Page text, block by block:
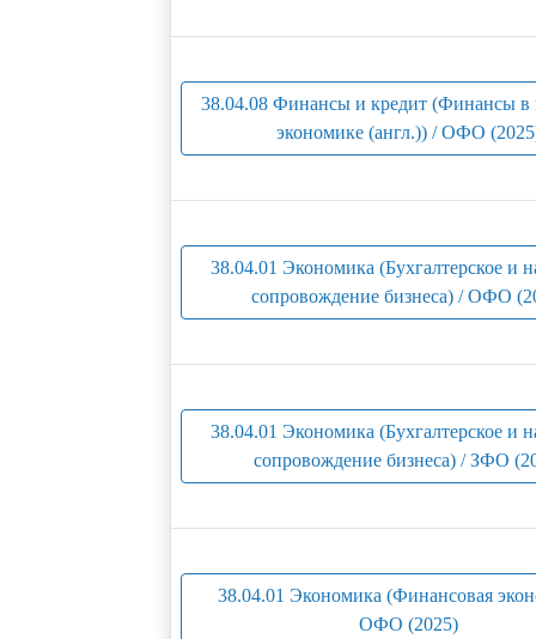
38.04.08 Финансы и кредит (Финансы в
экономике (англ.)) / ОФО
38.04.01 Экономика (Бухгалтерское и
сопровождение бизнеса) / ОФО
38.04.01 Экономика (Бухгалтерское и
сопровождение бизнеса) / ЗФО
38.04.01 Экономика (Финансовая
ОФО (2025)